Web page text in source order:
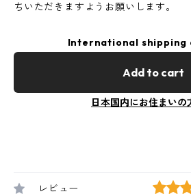
ちいただきますようお願いします。
International shipping
Add to cart
日本国内にお住まいの
レビュー